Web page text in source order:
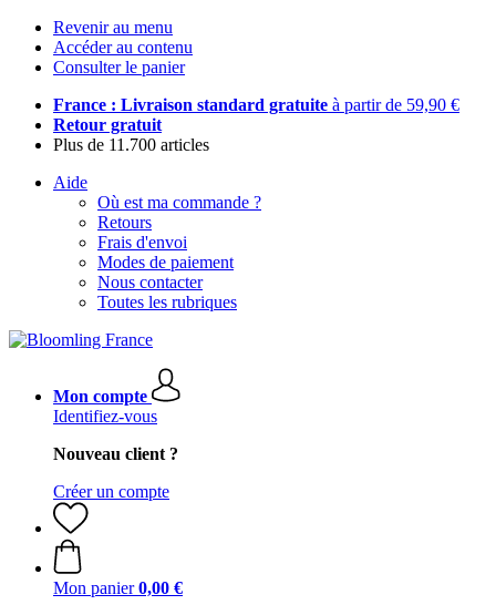
Revenir au menu
Accéder au contenu
Consulter le panier
France : Livraison standard gratuite à partir de 59,90 €
Retour gratuit
Plus de 11.700 articles
Aide
Où est ma commande ?
Retours
Frais d'envoi
Modes de paiement
Nous contacter
Toutes les rubriques
Mon compte
Identifiez-vous
Nouveau client ?
Créer un compte
Mon panier 0,00 €